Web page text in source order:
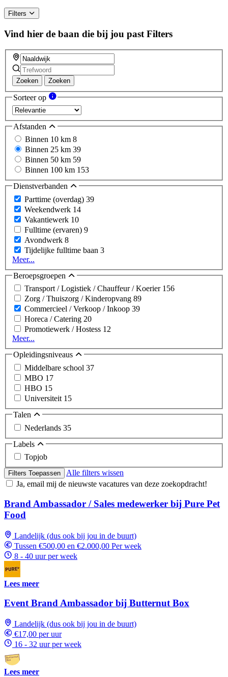
Filters
Vind hier de baan die bij jou past Filters
Zoeken Zoeken
Sorteer op
Afstanden
Binnen 10 km 8
Binnen 25 km 39
Binnen 50 km 59
Binnen 100 km 153
Dienstverbanden
Parttime (overdag) 39
Weekendwerk 14
Vakantiewerk 10
Fulltime (ervaren) 9
Avondwerk 8
Tijdelijke fulltime baan 3
Meer...
Beroepsgroepen
Transport / Logistiek / Chauffeur / Koerier 156
Zorg / Thuiszorg / Kinderopvang 89
Commercieel / Verkoop / Inkoop 39
Horeca / Catering 20
Promotiewerk / Hostess 12
Meer...
Opleidingsniveaus
Middelbare school 37
MBO 17
HBO 15
Universiteit 15
Talen
Nederlands 35
Labels
Topjob
Filters Toepassen
Alle filters wissen
Ja, email mij de nieuwste vacatures van deze zoekopdracht!
Brand Ambassador / Sales medewerker bij Pure Pet
Food
Landelijk (dus ook bij jou in de buurt)
Tussen €500,00 en €2.000,00 Per week
8 - 40 uur per week
Lees meer
Event Brand Ambassador bij Butternut Box
Landelijk (dus ook bij jou in de buurt)
€17,00 per uur
16 - 32 uur per week
Lees meer